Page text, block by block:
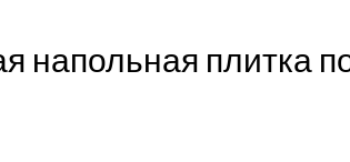
напольная плитка